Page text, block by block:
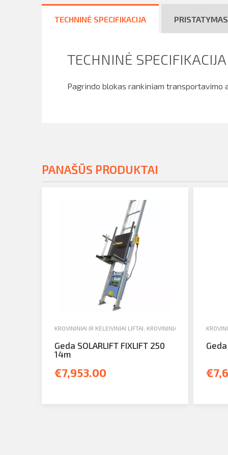
TECHNINĖ SPECIFIKACIJA PRISTATYMAS
TECHNINĖ SPECIFIKACIJA
Pagrindo blokas rankiniam transportavimo
PANAŠŪS PRODUKTAI
KROVININIAI IR KELEIVINIAI LIFTAI KROVININIAI LIFTAI
Geda SOLARLIFT FIXLIFT 250
14m
€7,953.00